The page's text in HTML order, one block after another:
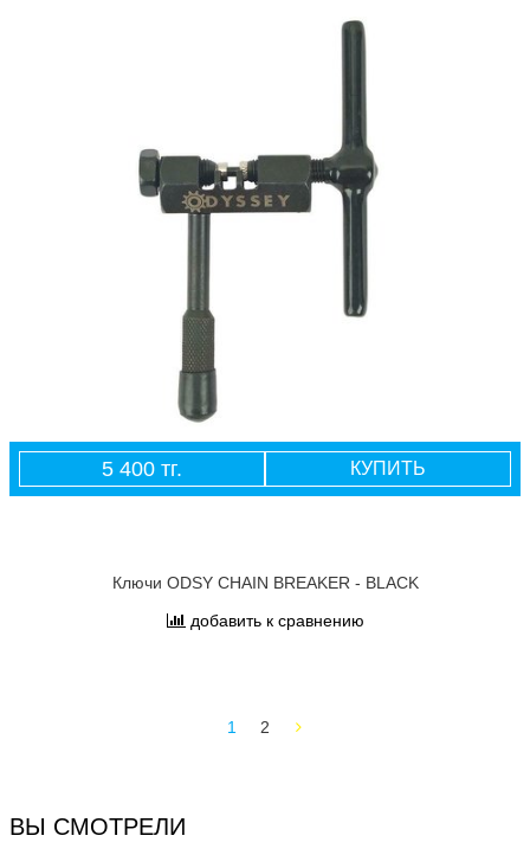
5 400 тг. КУПИТЬ
Ключи ODSY CHAIN BREAKER - BLACK
добавить к сравнению
1 2
ВЫ СМОТРЕЛИ